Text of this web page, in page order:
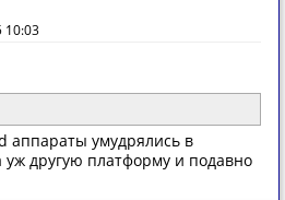
10:03
умудрялись в
другую платформу и подавно